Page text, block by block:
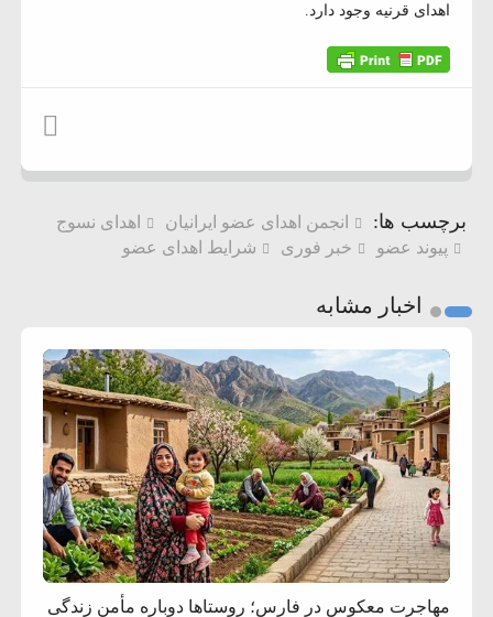
اهدای قرنیه وجود دارد.
برچسب ها: انجمن اهدای عضو ایرانیان
اهدای نسوج
پیوند عضو
خبر فوری شرایط اهدای عضو
اخبار مشابه
مهاجرت معکوس در فارس؛ روستاها دوباره مأمن زندگی